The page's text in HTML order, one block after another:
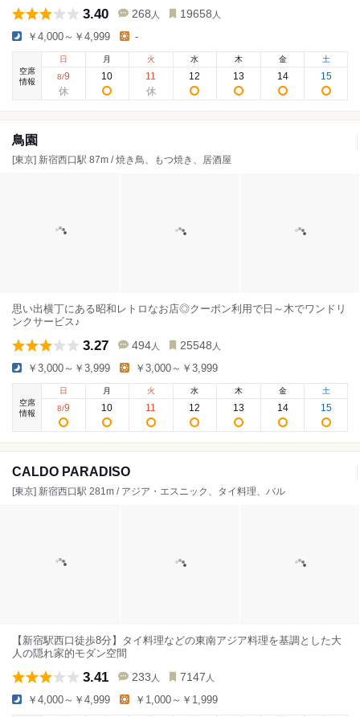
3.40 268 人 19658 人
￥4,000～￥4,999 -
空席
情報
日
8/9
月
10
火
11
水
12
木
13
金
14
土
15
鳥園
[東京] 新宿西口駅 87m / 焼き鳥、もつ焼き、居酒屋
思い出横丁にある昭和レトロなお店◎クーポン利用で日～木でワンドリ
ンクサービス♪
3.27 494 人 25548 人
￥3,000～￥3,999 ￥3,000～￥3,999
空席
情報
日
8/9
月
10
火
11
水
12
木
13
金
14
土
15
CALDO PARADISO
[東京] 新宿西口駅 281m / アジア・エスニック、タイ料理、バル
【新宿駅西口徒歩8分】タイ料理などの東南アジア料理を基調とした大
人の隠れ家的モダン空間
3.41 233 人 7147 人
￥4,000～￥4,999 ￥1,000～￥1,999